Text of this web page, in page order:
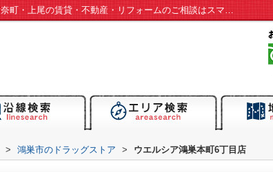
ウエルシア鴻巣本町6丁目店情報ページ｜伊奈町・上尾の賃貸・不動産・リフォームのご相談はスマイルームへ
> 鴻巣市のドラッグストア > ウエルシア鴻巣本町6丁目店